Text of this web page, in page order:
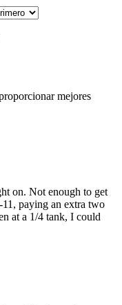
mejores
on. Not enough to get
paying an extra two
at a 1/4 tank, I could